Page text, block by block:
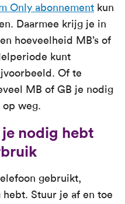
Only abonnement kun
Daarmee krijg je in
hoeveelheid MB’s of
kunt
Of te
MB of GB je nodig
op weg.
je nodig hebt
gebruikt,
Stuur je af en toe